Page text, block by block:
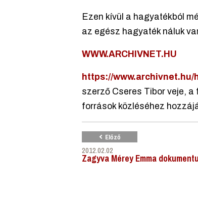
Ezen kívül a hagyatékból
az egész hagyaték náluk
WWW.ARCHIVNET.HU
https://www.archivnet.hu/
szerző Cseres Tibor veje,
források közléséhez
Előző
2012.02.02
Zagyva Mérey Emma